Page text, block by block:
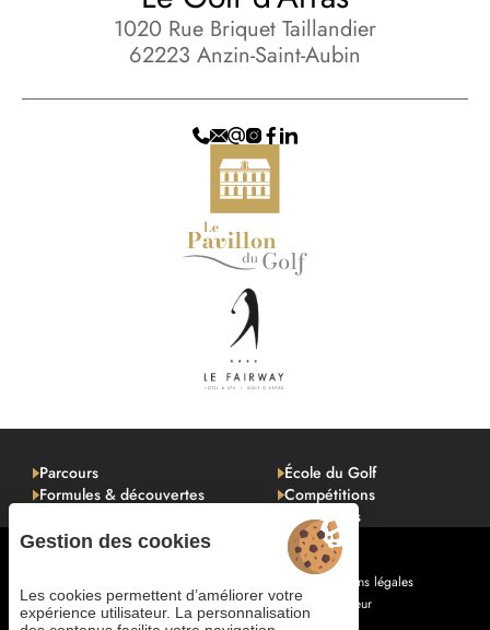
1020 Rue Briquet Taillandier
62223 Anzin-Saint-Aubin
Parcours
École du Golf
Formules & découvertes
Compétitions
Avis clients
Mentions légales
Plan de site
© 2025 Juliana Web créateur
Gestion des cookies
Les cookies permettent d’améliorer votre
expérience utilisateur. La personnalisation